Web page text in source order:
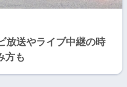
放送やライブ中継の時
方も